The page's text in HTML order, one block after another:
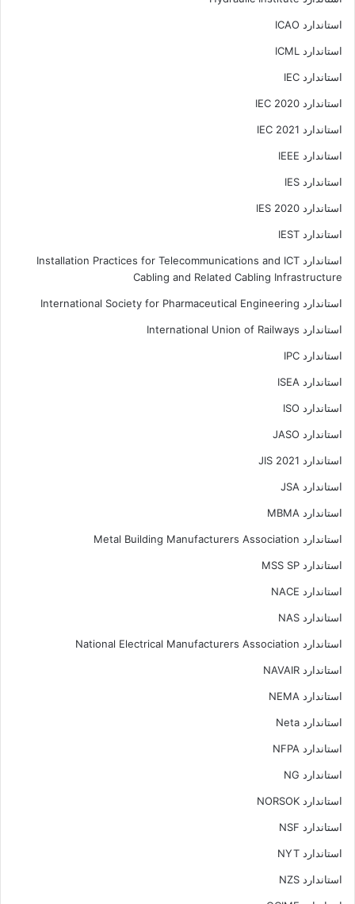
استاندارد ICAO
استاندارد ICML
استاندارد IEC
استاندارد IEC 2020
استاندارد IEC 2021
استاندارد IEEE
استاندارد IES
استاندارد IES 2020
استاندارد IEST
استاندارد Installation Practices for Telecommunications and ICT
Cabling and Related Cabling Infrastructure
استاندارد International Society for Pharmaceutical Engineering
استاندارد International Union of Railways
استاندارد IPC
استاندارد ISEA
استاندارد ISO
استاندارد JASO
استاندارد JIS 2021
استاندارد JSA
استاندارد MBMA
استاندارد Metal Building Manufacturers Association
استاندارد MSS SP
استاندارد NACE
استاندارد NAS
استاندارد National Electrical Manufacturers Association
استاندارد NAVAIR
استاندارد NEMA
استاندارد Neta
استاندارد NFPA
استاندارد NG
استاندارد NORSOK
استاندارد NSF
استاندارد NYT
استاندارد NZS